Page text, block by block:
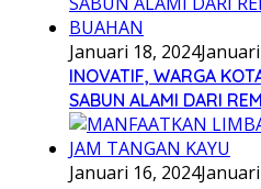
Januari 18, 2024
INOVATIF, WARGA
SABUN ALAMI DARI
Januari 16, 2024